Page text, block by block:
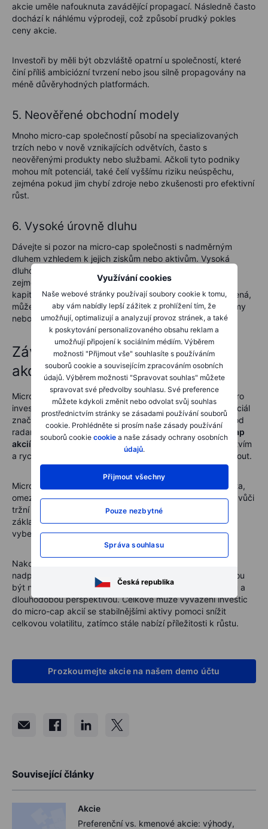
Využívání cookies
Naše webové stránky používají soubory cookie k tomu,
aby vám nabídly lepší zážitek z prohlížení tím, že
umožňují, optimalizují a analyzují provoz stránek, a také
k poskytování personalizovaného obsahu reklam a
umožňují připojení k sociálním médiím. Výběrem
možnosti "Přijmout vše" souhlasíte s používáním
souborů cookie a souvisejícím zpracováním osobních
údajů. Výběrem možnosti "Spravovat souhlas" můžete
spravovat své předvolby souhlasu. Své preference
můžete kdykoli změnit nebo odvolat svůj souhlas
prostřednictvím stránky se zásadami používání souborů
cookie. Prohlédněte si prosím naše zásady používání
souborů cookie cookie a naše zásady ochrany osobních
údajů.
Přijmout všechny
Pouze nezbytné
Správa souhlasu
Česká republika
akcie uměle nafouknuta zavádějící propagací. Následně často
dochází k náhlému výprodeji, což způsobí prudký pokles
ceny akcie.
Investoři by měli být obzvláště opatrní u společností, které
činí příliš ambiciózní tvrzení nebo jsou silně propagovány na
méně důvěryhodných platformách.
5. Neověřené obchodní modely
Mnoho micro-cap společností působí na specializovaných
trzích nebo v nově vznikajících odvětvích, často s
neověřenými produkty nebo službami. Ačkoli tyto podniky
mohou mít potenciál, také čelí vyššímu riziku neúspěchu,
zejména pokud jim chybí zdroje nebo zkušenosti pro efektivní
růst.
6. Vysoké úrovně dluhu
Dávejte si pozor na micro-cap společnosti s nadměrným
dluhem vzhledem k jejich ziskům nebo aktivům. Vysoká
dluhová zátěž může být pro menší společnosti zničující,
zejména během ekonomických poklesů, kdy je přístup ke
kapitálu obtížnější. Pokud je micro-cap firma silně zadlužená,
může mít potíže udržet se nad vodou, pokud se sníží příjmy
nebo se setká s neočekávanými výdaji.
Závěr: Pečlivý výběr micro-cap
akcií je klíčový
Micro-cap akcie mohou nabídnout jedinečné příležitosti pro
investory ochotné přijmout vyšší riziko výměnou za potenciál
značných odměn. Tyto menší společnosti často operují pod
radarem, ale pro ty, kdo vědí,
jak investovat do micro-cap
akcií , mohou poskytnout přístup k nově vznikajícím odvětvím
a rychle rostoucím sektorům, které mohou větší akcie minout.
Micro-cap akcie s sebou nesou rizika, jako je nízká likvidita,
omezená finanční transparentnost a zvýšená zranitelnost vůči
tržní manipulaci. Proto je zásadní mít pevné pochopení
základů společnosti, vyhlídek růstu a týmu vedení, než si
vyberete správné akcie.
Nakonec mohou micro-cap akcie nabídnout šanci na
nadprůměrné zisky a větší diverzifikaci portfolia, ale mohou
být nejvhodnější pro investory s vysokou tolerancí k riziku a
dlouhodobou perspektivou. Celkově může vyvážení investic
do micro-cap akcií se stabilnějšími aktivy pomoci snížit
celkovou volatilitu, zatímco stále nabízí příležitosti k růstu.
Prozkoumejte akcie na našem demo účtu
Související články
Akcie
Preferenční vs. kmenové akcie: výhody,